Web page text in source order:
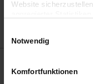
Website
Ihre Einwilligung ist
Link „Cookie-
verwendeten
Daten finden Sie in
Notwendig
Komfortfunktionen